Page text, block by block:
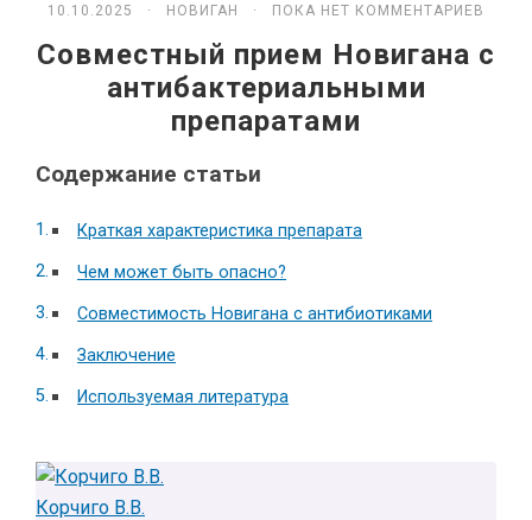
10.10.2025 · НОВИГАН · ПОКА НЕТ КОММЕНТАРИЕВ
Совместный прием Новигана с
антибактериальными
препаратами
Содержание статьи
Краткая характеристика препарата
Чем может быть опасно?
Совместимость Новигана с антибиотиками
Заключение
Используемая литература
Корчиго В.В.